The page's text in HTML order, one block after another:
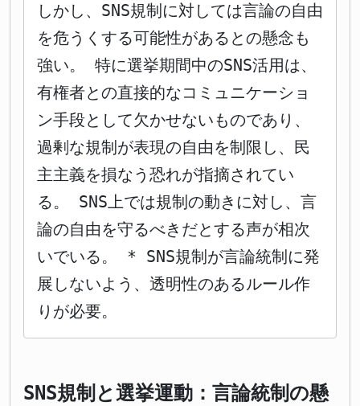
しかし、SNS規制に対しては言論の自由
を危うくする可能性があるとの懸念も
強い。 特に選挙期間中のSNS活用は、
有権者との直接的なコミュニケーショ
ン手段として欠かせないものであり、
過剰な規制が表現の自由を制限し、民
主主義を損なう恐れが指摘されてい
る。 SNS上では規制の動きに対し、言
論の自由を守るべきだとする声が相次
いでいる。 * SNS規制が言論統制に発
展しないよう、透明性のあるルール作
りが必要。
SNS規制と選挙運動：言論統制の懸